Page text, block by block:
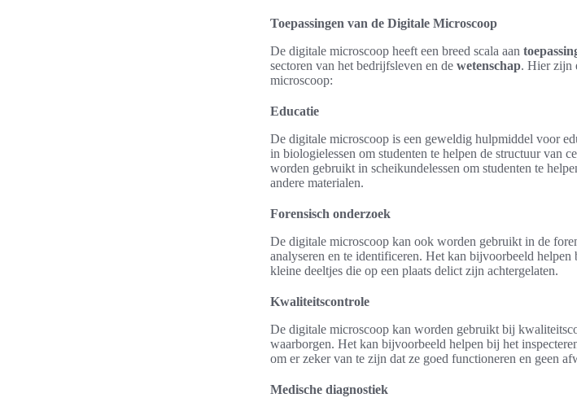
Toepassingen van de Digitale Microscoop
De digitale microscoop heeft een breed scala aan
sectoren van het bedrijfsleven en de wetenschap. Hier zijn
microscoop:
Educatie
De digitale microscoop is een geweldig hulpmiddel voor
in biologielessen om studenten te helpen de structuur van
worden gebruikt in scheikundelessen om studenten te
andere materialen.
Forensisch onderzoek
De digitale microscoop kan ook worden gebruikt in de
analyseren en te identificeren. Het kan bijvoorbeeld
kleine deeltjes die op een plaats delict zijn achtergelaten.
Kwaliteitscontrole
De digitale microscoop kan worden gebruikt bij
waarborgen. Het kan bijvoorbeeld helpen bij het
om er zeker van te zijn dat ze goed functioneren en geen
Medische diagnostiek